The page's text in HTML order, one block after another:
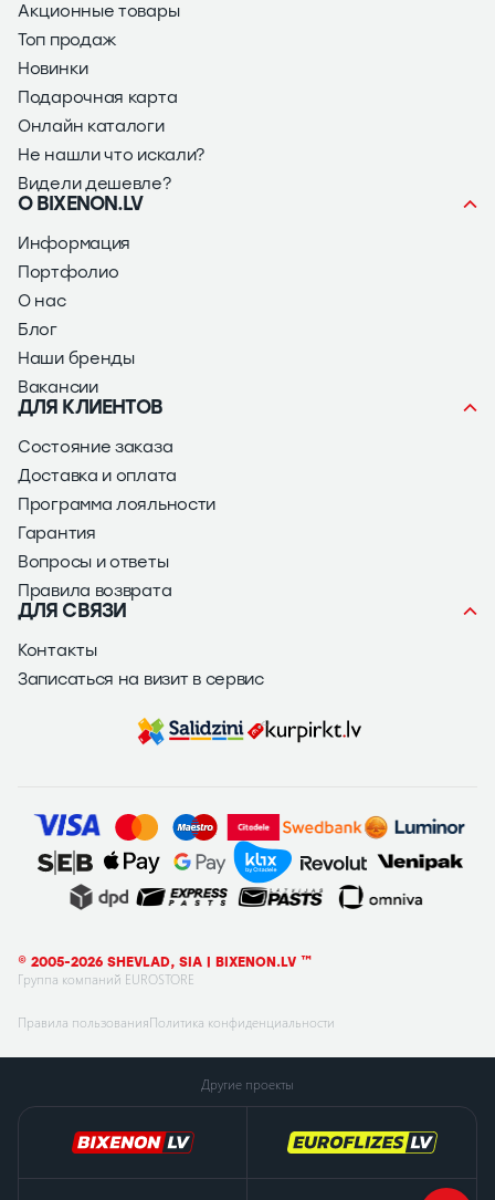
Акционные товары
Топ продаж
Новинки
Подарочная карта
Онлайн каталоги
Не нашли что искали?
Видели дешевле?
О BIXENON.LV
Информация
Портфолио
О нас
Блог
Наши бренды
Вакансии
ДЛЯ КЛИЕНТОВ
Состояние заказа
Доставка и оплата
Программа лояльности
Гарантия
Вопросы и ответы
Правила возврата
ДЛЯ СВЯЗИ
Контакты
Записаться на визит в сервис
© 2005-2026 SHEVLAD, SIA | BIXENON.LV ™
Группа компаний EUROSTORE
Правила пользованияПолитика конфиденциальности
Другие проекты